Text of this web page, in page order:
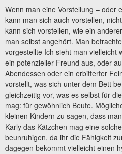
Wenn man eine Vorstellung – oder
kann man sich auch vorstellen,
kann sich vorstellen, wie ein
man selbst angehört. Man
vorgestellte Ich sieht man vielleicht
ein potenzieller Freund aus, oder
Abendessen oder ein erbitterter
vorstellt, was sich unter dem Bett
gleichzeitig vor, was es selbst für
mag: für gewöhnlich Beute.
kleinen Kindern zu sagen, dass
Karly das Kätzchen mag eine
beunruhigen, da ihr die Fähigkeit
dagegen bekommt vielleicht einen